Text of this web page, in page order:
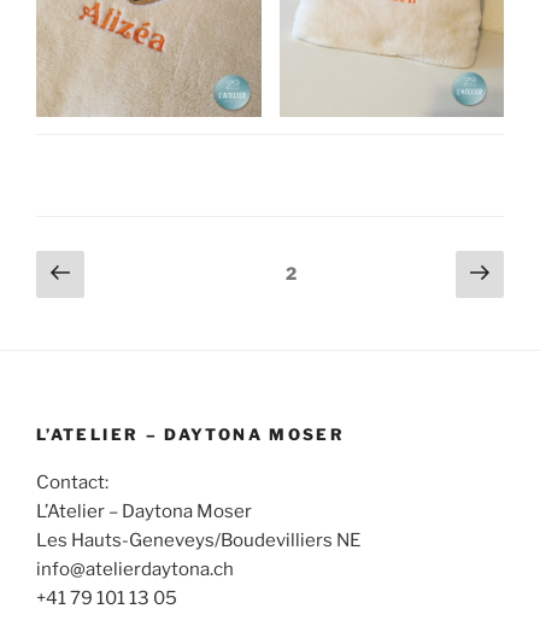
Pagination
des
Page
précédente
Page2
Page
L’ATELIER – DAYTONA MOSER
Contact:
L’Atelier – Daytona Moser
Les Hauts-Geneveys/Boudevilliers NE
info@atelierdaytona.ch
+41 79 101 13 05